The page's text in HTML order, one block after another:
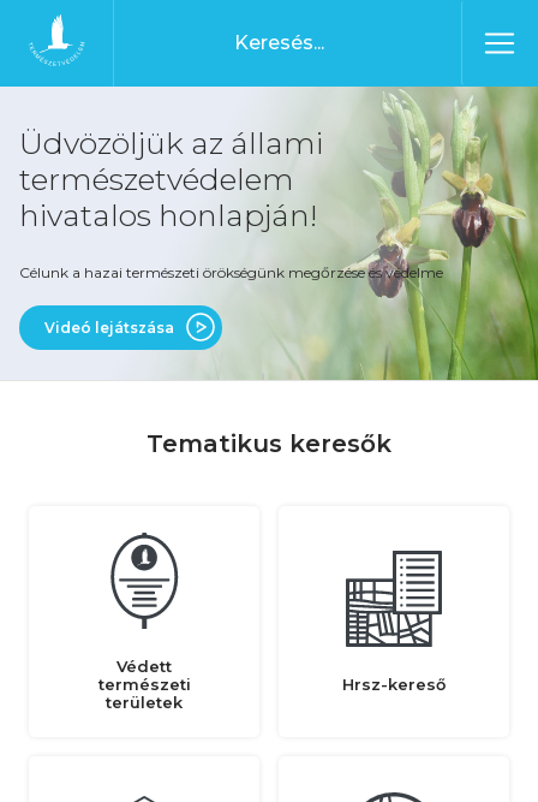
Ugrás a tartalomhoz
Főoldal
Üdvözöljük az állami
természetvédelem
hivatalos honlapján!
Célunk a hazai természeti örökségünk megőrzése és védelme
Videó lejátszása
Tematikus keresők
Védett
természeti
területek
Hrsz-kereső